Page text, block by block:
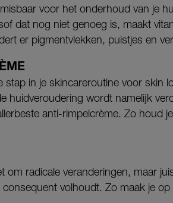
voor het onderhoud van je
dat nog niet genoeg is, maakt
er pigmentvlekken, puistjes en
stap in je skincareroutine voor skin
huidveroudering wordt namelijk
anti-rimpelcrème. Zo houd
om radicale veranderingen, maar
volhoudt. Zo maak je